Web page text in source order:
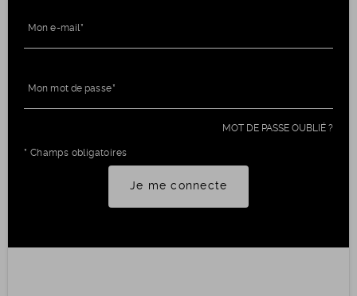
* Champs obligatoires
Mon e-mail
Mon mot de passe
MOT DE PASSE OUBLIÉ ?
Je me connecte